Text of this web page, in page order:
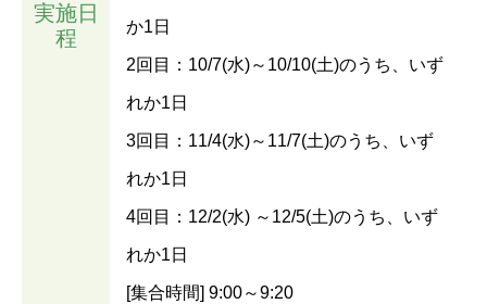
実施日
程
か1日
2回目：10/7(水)～10/10(土)のうち、いず
れか1日
3回目：11/4(水)～11/7(土)のうち、いず
れか1日
4回目：12/2(水) ～12/5(土)のうち、いず
れか1日
[集合時間] 9:00～9:20